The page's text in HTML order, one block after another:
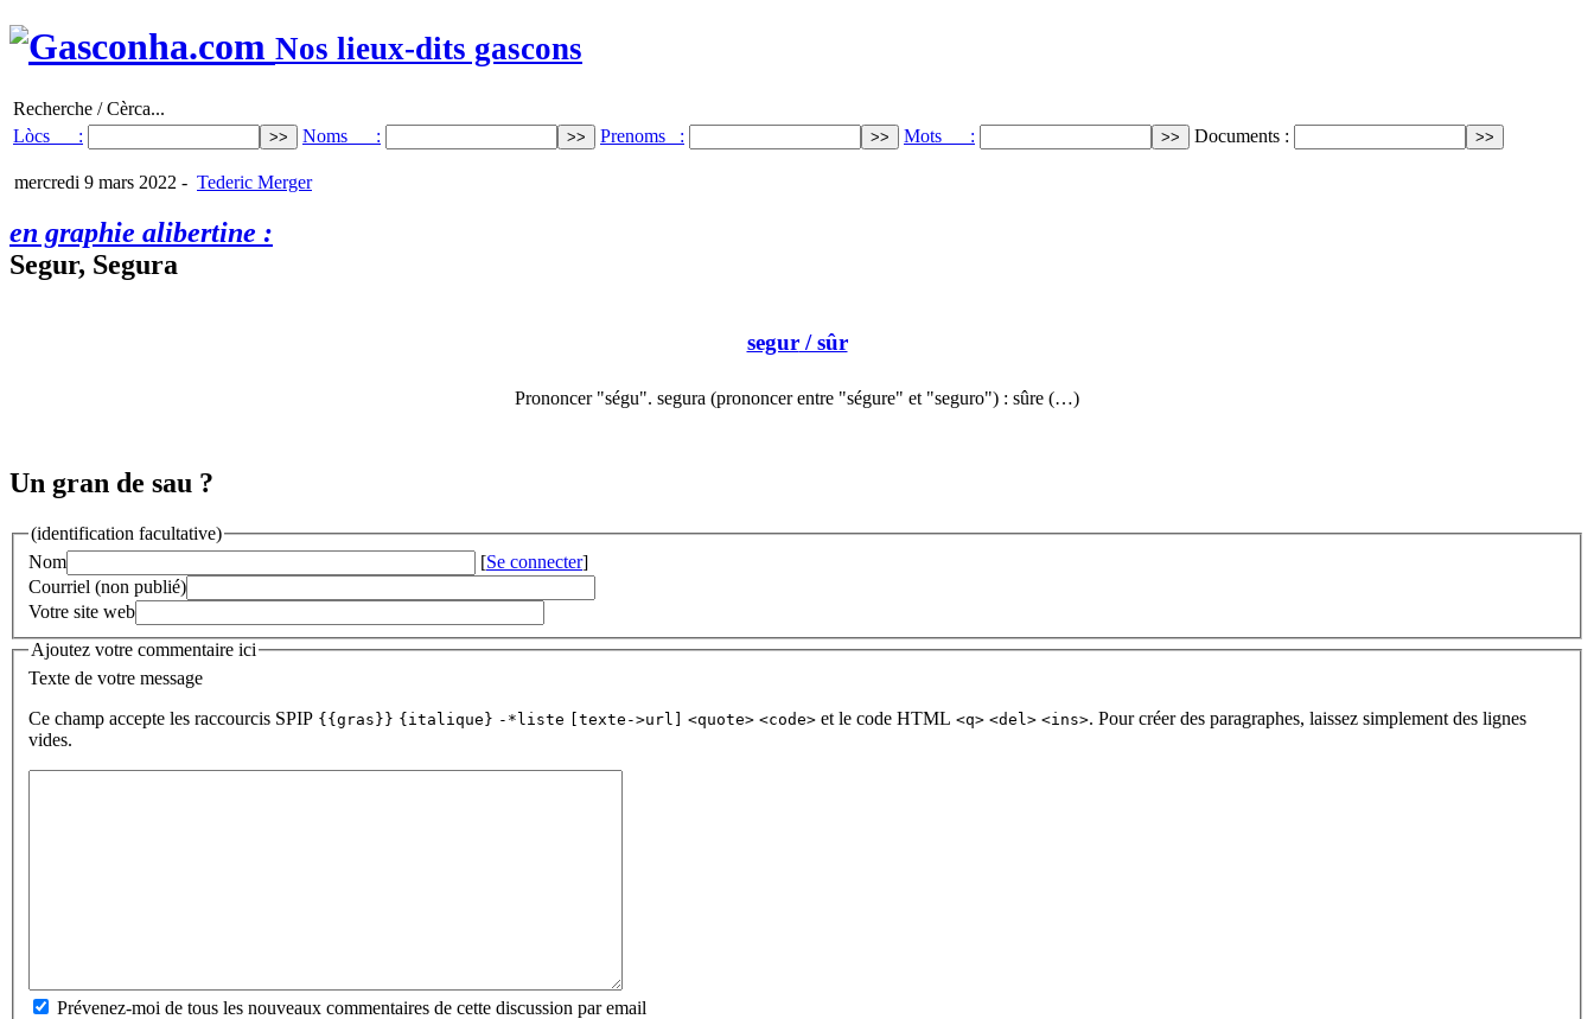
Nos lieux-dits gascons
Recherche / Cèrca...
Lòcs :
Noms : Prenoms : Mots : Documents :
mercredi 9 mars 2022 - Tederic Merger
en graphie alibertine :
Segur, Segura
segur/ sûr
Prononcer "ségu". segura (prononcer entre "ségure" et "seguro") : sûre (…)
Un gran de sau ?
(identification facultative)
Nom
[Se connecter]
Courriel (non publié)
Votre site web
Ajoutez votre commentaire ici
Texte de votre message
Ce champ accepte les raccourcis SPIP {{gras}} {italique} -*liste [texte->url] <quote> <code> et le code HTML <q> <del> <ins>. Pour créer des paragraphes, laissez simplement des lignes
vides.
Prévenez-moi de tous les nouveaux commentaires de cette discussion par email